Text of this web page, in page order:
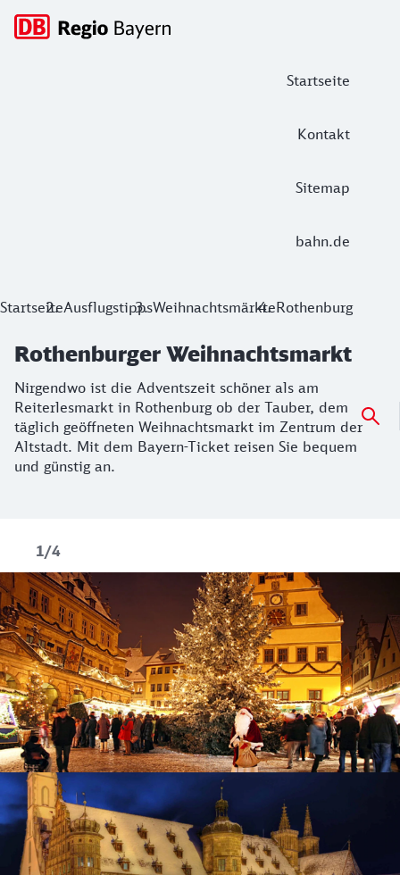
Startseite
Kontakt
Sitemap
bahn.de
Hauptnavigation
Rothenburger Weihnachtsmarkt
StartseiteAusflugstippsWeihnachtsmärkteRothenburg
Rothenburger Weihnachtsmarkt
Nirgendwo ist die Adventszeit schöner als am
Reiterlesmarkt in Rothenburg ob der Tauber, dem
täglich geöffneten Weihnachtsmarkt im Zentrum der
Altstadt. Mit dem Bayern-Ticket reisen Sie bequem
und günstig an.
1/4